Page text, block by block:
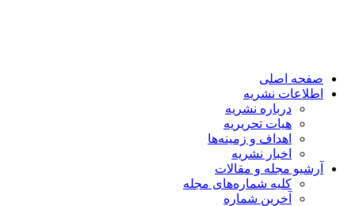
صفحه اصلی
اطلاعات نشریه
درباره نشریه
هیات تحریریه
اهداف و زمینه‌ها
اخبار نشریه
آرشیو مجله و مقالات
کلیه شماره‌های مجله
آخرین شماره